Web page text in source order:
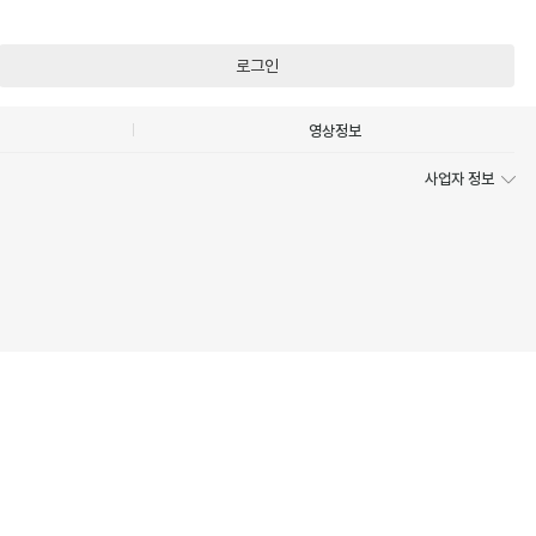
로그인
영상정보
사업자 정보